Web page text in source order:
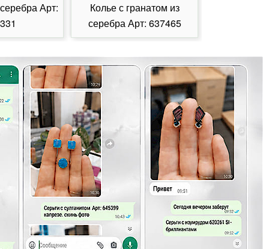
Арт:
Колье с гранатом из
серебра Арт: 637465